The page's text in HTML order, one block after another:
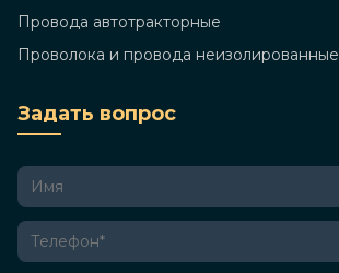
Провода автотракторные
Проволока и провода неизолированные
Задать вопрос